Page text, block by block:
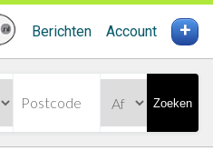
Berichten Account +
Zoeken